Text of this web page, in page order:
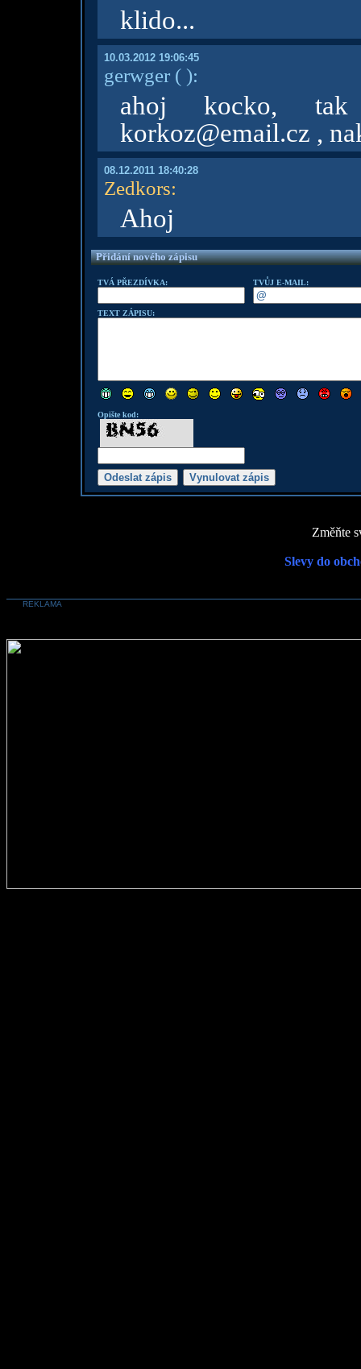
klido...
10.03.2012 19:06:45
gerwger( ):
ahoj kocko,
korkoz@email.cz ,
08.12.2011 18:40:28
Zedkors:
Ahoj
Přidání nového zápisu
TVÁ PŘEZDÍVKA: TVŮJ E-MAIL:
TEXT ZÁPISU:
Opište kod:
Změňte
Slevy do
REKLAMA